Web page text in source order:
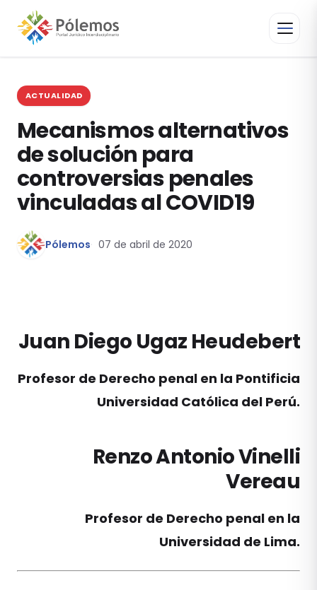
ACTUALIDAD
Mecanismos alternativos
de solución para
controversias penales
vinculadas al COVID19
Pólemos 07 de abril de 2020
Juan Diego Ugaz Heudebert
Profesor de Derecho penal en la Pontificia
Universidad Católica del Perú.
Renzo Antonio Vinelli
Vereau
Profesor de Derecho penal en la
Universidad de Lima.